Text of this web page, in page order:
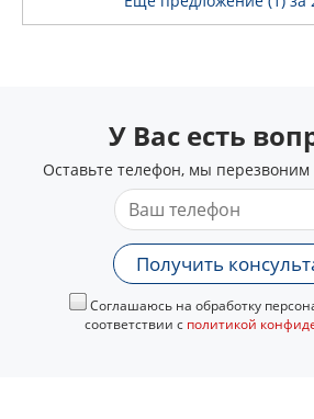
У Вас есть
Оставьте телефон, мы
Получить
Соглашаюсь на обработку
соответствии с политикой